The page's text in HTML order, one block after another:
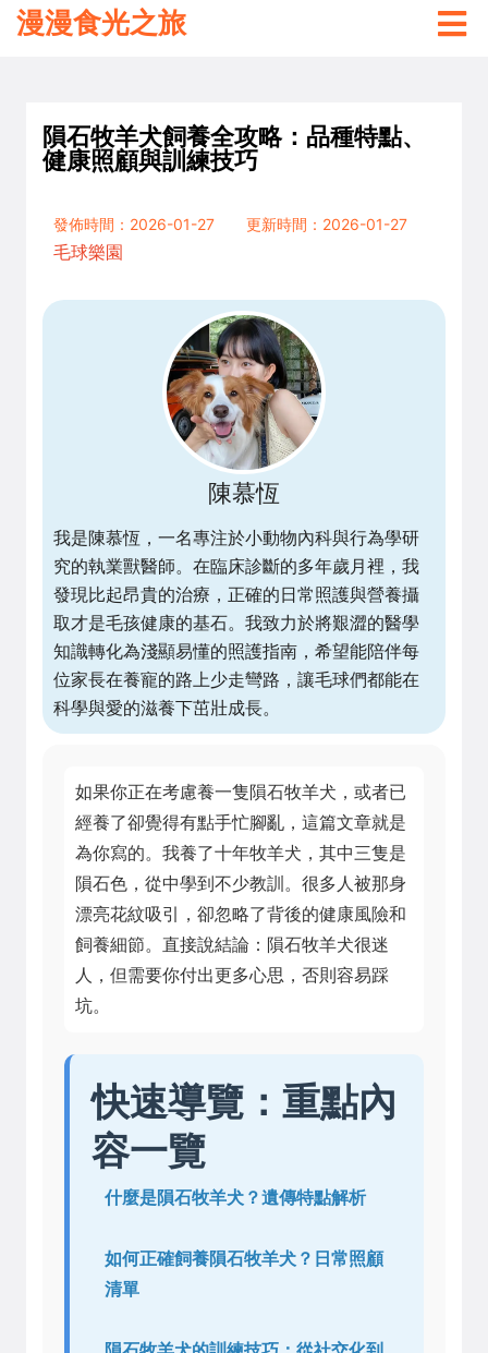
漫漫食光之旅
隕石牧羊犬飼養全攻略：品種特點、
健康照顧與訓練技巧
發佈時間：2026-01-27
更新時間：2026-01-27
毛球樂園
陳慕恆
我是陳慕恆，一名專注於小動物內科與行為學研
究的執業獸醫師。在臨床診斷的多年歲月裡，我
發現比起昂貴的治療，正確的日常照護與營養攝
取才是毛孩健康的基石。我致力於將艱澀的醫學
知識轉化為淺顯易懂的照護指南，希望能陪伴每
位家長在養寵的路上少走彎路，讓毛球們都能在
科學與愛的滋養下茁壯成長。
如果你正在考慮養一隻隕石牧羊犬，或者已
經養了卻覺得有點手忙腳亂，這篇文章就是
為你寫的。我養了十年牧羊犬，其中三隻是
隕石色，從中學到不少教訓。很多人被那身
漂亮花紋吸引，卻忽略了背後的健康風險和
飼養細節。直接說結論：隕石牧羊犬很迷
人，但需要你付出更多心思，否則容易踩
坑。
快速導覽：重點內
容一覽
什麼是隕石牧羊犬？遺傳特點解析
如何正確飼養隕石牧羊犬？日常照顧
清單